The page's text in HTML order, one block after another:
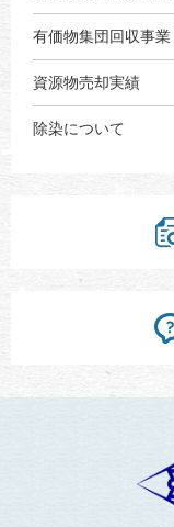
有価物集団回収事業
資源物売却実績
除染について